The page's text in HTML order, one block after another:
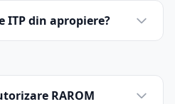
ITP din apropiere?
RAROM